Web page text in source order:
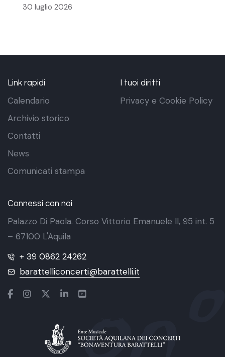
30 luglio 2026
Link rapidi
Calendario
Archivio storico
Contatti
News
Comunicati stampa
I tuoi diritti
Privacy e Cookie Policy
Connessi con noi
Palazzo Di Paola. Corso Vittorio Emanuele II, 95 int. 5
– 67100 L'Aquila
+ 39 0862 24262
barattelliconcerti@barattelli.it